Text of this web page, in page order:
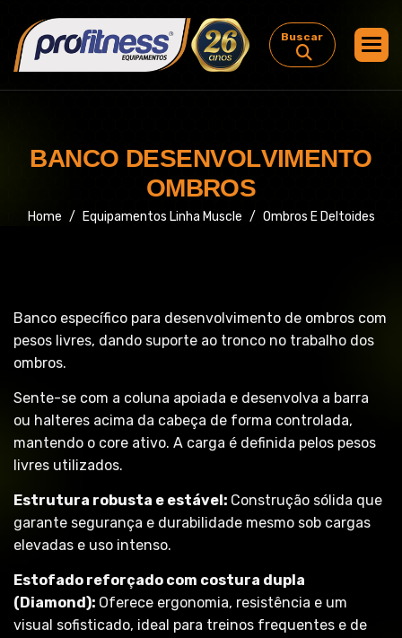
Buscar
BANCO DESENVOLVIMENTO
OMBROS
Home Equipamentos Linha Muscle Ombros E Deltoides
Banco específico para desenvolvimento de ombros com
pesos livres, dando suporte ao tronco no trabalho dos
ombros.
Sente-se com a coluna apoiada e desenvolva a barra
ou halteres acima da cabeça de forma controlada,
mantendo o core ativo. A carga é definida pelos pesos
livres utilizados.
Estrutura robusta e estável: Construção sólida que
garante segurança e durabilidade mesmo sob cargas
elevadas e uso intenso.
Estofado reforçado com costura dupla
(Diamond): Oferece ergonomia, resistência e um
visual sofisticado, ideal para treinos frequentes e de